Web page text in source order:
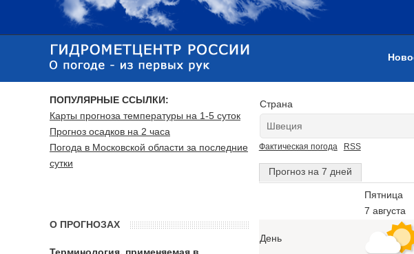
Страна
Фактическая погода RSS
Прогноз на 7 дней
Пятница
7 августа
День
ПОПУЛЯРНЫЕ ССЫЛКИ:
Карты прогноза температуры на 1-5 суток
Прогноз осадков на 2 часа
Погода в Московской области за последние
сутки
О ПРОГНОЗАХ